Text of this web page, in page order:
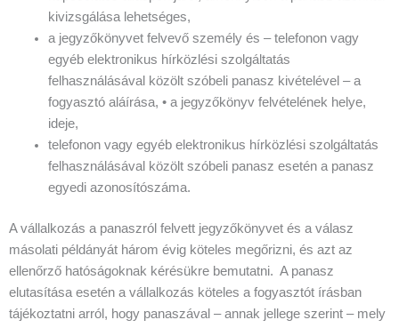
kivizsgálása lehetséges,
a jegyzőkönyvet felvevő személy és – telefonon vagy
egyéb elektronikus hírközlési szolgáltatás
felhasználásával közölt szóbeli panasz kivételével – a
fogyasztó aláírása, • a jegyzőkönyv felvételének helye,
ideje,
telefonon vagy egyéb elektronikus hírközlési szolgáltatás
felhasználásával közölt szóbeli panasz esetén a panasz
egyedi azonosítószáma.
A vállalkozás a panaszról felvett jegyzőkönyvet és a válasz
másolati példányát három évig köteles megőrizni, és azt az
ellenőrző hatóságoknak kérésükre bemutatni. A panasz
elutasítása esetén a vállalkozás köteles a fogyasztót írásban
tájékoztatni arról, hogy panaszával – annak jellege szerint – mely